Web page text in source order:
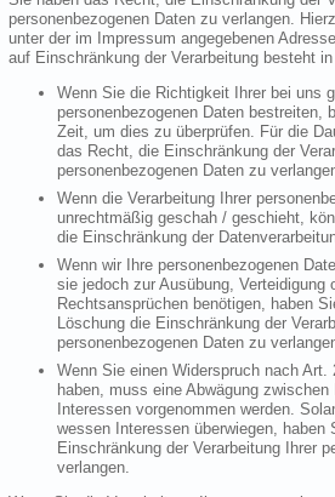
personenbezogenen Daten zu verlangen.
unter der im Impressum angegebenen
auf Einschränkung der Verarbeitung besteht
Wenn Sie die Richtigkeit Ihrer bei uns
personenbezogenen Daten bestreiten,
Zeit, um dies zu überprüfen. Für die
das Recht, die Einschränkung der
personenbezogenen Daten zu
Wenn die Verarbeitung Ihrer
unrechtmäßig geschah / geschieht,
die Einschränkung der
Wenn wir Ihre personenbezogenen
sie jedoch zur Ausübung, Verteidigung
Rechtsansprüchen benötigen, haben
Löschung die Einschränkung der
personenbezogenen Daten zu
Wenn Sie einen Widerspruch nach
haben, muss eine Abwägung zwischen
Interessen vorgenommen werden.
wessen Interessen überwiegen, haben
Einschränkung der Verarbeitung Ihrer
verlangen.